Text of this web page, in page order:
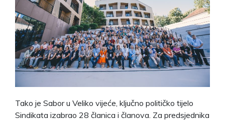
Tako je Sabor u Veliko vijeće, ključno političko tijelo
Sindikata izabrao 28 članica i članova. Za predsjednika